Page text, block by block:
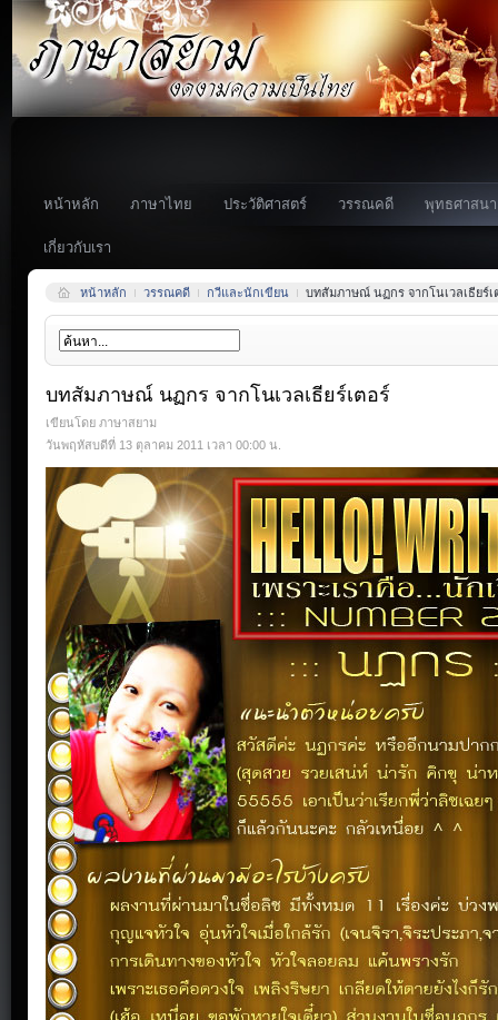
หน้าหลัก ภาษาไทย ประวัติศาสตร์ วรรณคดี พุทธศาสนา
เกี่ยวกับเรา
หน้าหลัก วรรณคดี กวีและนักเขียน บทสัมภาษณ์ นฏกร จากโนเวลเธียร์เ
บทสัมภาษณ์ นฏกร จากโนเวลเธียร์เตอร์
เขียนโดย ภาษาสยาม
วันพฤหัสบดีที่ 13 ตุลาคม 2011 เวลา 00:00 น.